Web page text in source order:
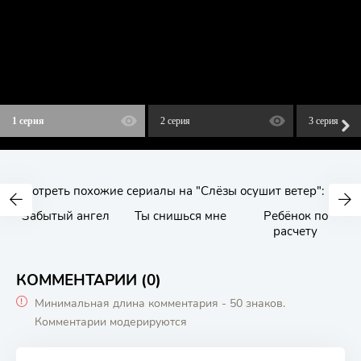
1 серия 2 серия 3 серия
Смотреть похожие сериалы на "Слёзы осушит ветер":
Забытый ангел
Ты снишься мне
Ребёнок по
расчету
КОММЕНТАРИИ (0)
Минимальная длина комментария - 50 знаков.
Комментарии модерируются